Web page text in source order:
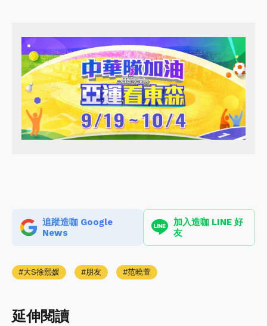
追蹤造咖 Google
News
加入造咖 LINE 好
友
大S徐熙媛 朋友 范曉萱
延伸閱讀